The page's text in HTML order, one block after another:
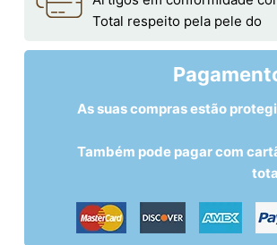
Total respeito pela pele do
As suas compras estão
Também pode pagar com